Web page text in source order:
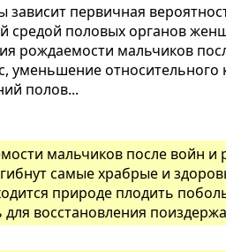
зависит первичная
средой половых органов
рождаемости мальчиков
уменьшение
полов...
мальчиков после войн
самые храбрые и
природе плодить
для восстановления